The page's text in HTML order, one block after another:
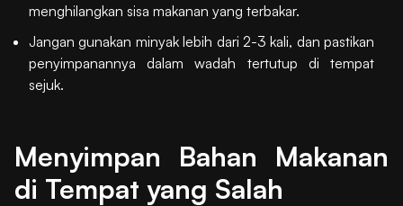
menghilangkan sisa makanan yang terbakar.
Jangan gunakan minyak lebih dari 2-3 kali, dan pastikan
penyimpanannya dalam wadah tertutup di tempat
sejuk.
Menyimpan Bahan Makanan
di Tempat yang Salah